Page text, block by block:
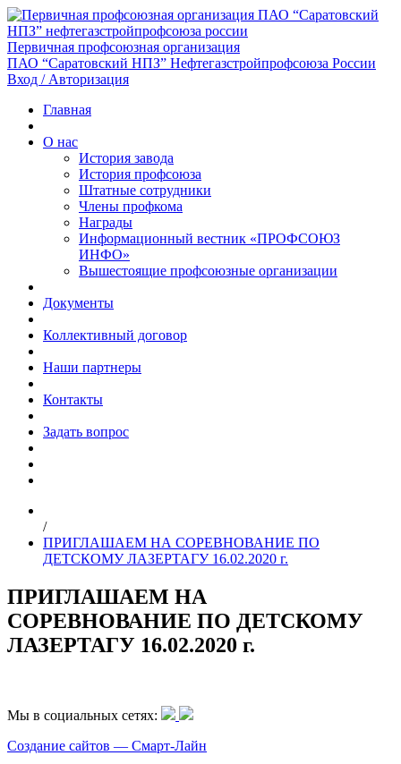
Первичная профсоюзная организация
ПАО “Саратовский НПЗ” Нефтегазстройпрофсоюза России
Вход / Авторизация
Главная
О нас
История завода
История профсоюза
Штатные сотрудники
Члены профкома
Награды
Информационный вестник «ПРОФСОЮЗ
ИНФО»
Вышестоящие профсоюзные организации
Документы
Коллективный договор
Наши партнеры
Контакты
Задать вопрос
/
ПРИГЛАШАЕМ НА СОРЕВНОВАНИЕ ПО
ДЕТСКОМУ ЛАЗЕРТАГУ 16.02.2020 г.
ПРИГЛАШАЕМ НА
СОРЕВНОВАНИЕ ПО ДЕТСКОМУ
ЛАЗЕРТАГУ 16.02.2020 г.
Мы в социальных сетях:
Создание сайтов — Смарт-Лайн